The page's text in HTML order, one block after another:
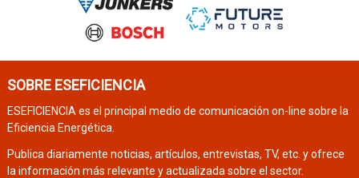
SOBRE ESEFICIENCIA
ESEFICIENCIA es el principal medio de comunicación on-line sobre la
Eficiencia Energética.
Publica diariamente noticias, artículos, entrevistas, TV, etc. y ofrece
la información más relevante y actualizada sobre el sector.